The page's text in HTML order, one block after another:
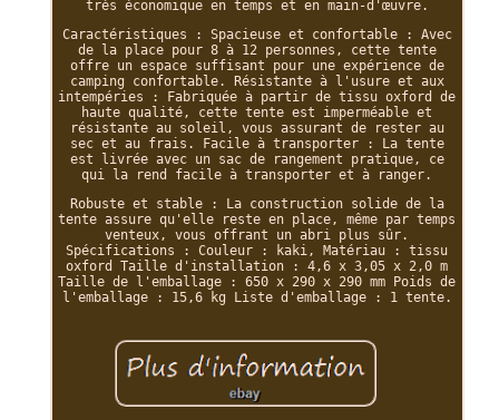
très économique en temps et en main-d'œuvre.
Caractéristiques : Spacieuse et confortable : Avec
de la place pour 8 à 12 personnes, cette tente
offre un espace suffisant pour une expérience de
camping confortable. Résistante à l'usure et aux
intempéries : Fabriquée à partir de tissu oxford de
haute qualité, cette tente est imperméable et
résistante au soleil, vous assurant de rester au
sec et au frais. Facile à transporter : La tente
est livrée avec un sac de rangement pratique, ce
qui la rend facile à transporter et à ranger.
Robuste et stable : La construction solide de la
tente assure qu'elle reste en place, même par temps
venteux, vous offrant un abri plus sûr.
Spécifications : Couleur : kaki, Matériau : tissu
oxford Taille d'installation : 4,6 x 3,05 x 2,0 m
Taille de l'emballage : 650 x 290 x 290 mm Poids de
l'emballage : 15,6 kg Liste d'emballage : 1 tente.